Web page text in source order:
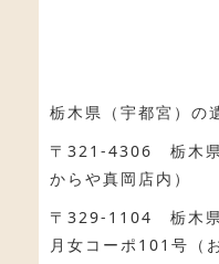
栃木県（宇都宮）の
〒321-4306 栃木
からや真岡店内）
〒329-1104 栃木
月女コーポ101号（